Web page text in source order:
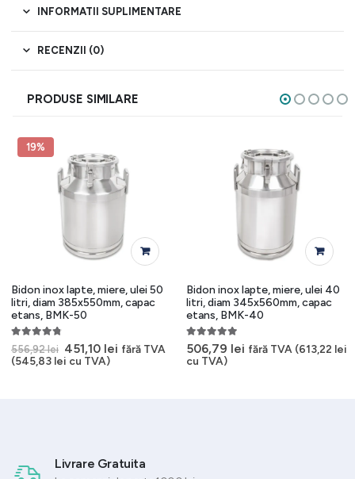
INFORMATII SUPLIMENTARE
RECENZII (0)
PRODUSE SIMILARE
19%
Bidon inox lapte, miere, ulei 50
litri, diam 385x550mm, capac
etans, BMK-50
4.67 out of 5
556,92lei Prețul
inițial
451,10 leiPrețul
fără TVA
(545,83 lei cu TVA)
Bidon inox lapte, miere, ulei 40
litri, diam 345x560mm, capac
etans, BMK-40
5.00out of 5
506,79 lei fără TVA (613,22 lei
cu TVA)
Livrare Gratuita